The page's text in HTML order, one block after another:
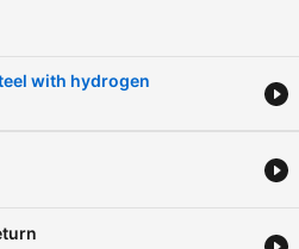
with hydrogen